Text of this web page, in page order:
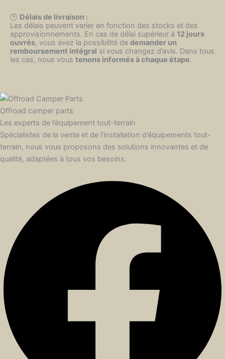
🕒 Délais de livraison :
Les délais peuvent varier en fonction des stocks et des
approvisionnements. En cas de délai supérieur à 12 jours
ouvrés, vous avez la possibilité de demander un
remboursement intégral si vous changez d’avis. Dans tous
les cas, nous vous tenons informés à chaque étape.
Offroad camper parts
Les experts de l’équipement tout-terrain
Spécialistes de la vente et de l’installation d’équipements tout-
terrain, nous vous proposons des solutions innovantes et de
qualité, adaptées à tous vos besoins.